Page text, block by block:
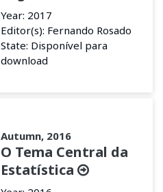
Year: 2017
Editor(s): Fernando Rosado
State: Disponível para
download
Autumn, 2016
O Tema Central da
Estatística